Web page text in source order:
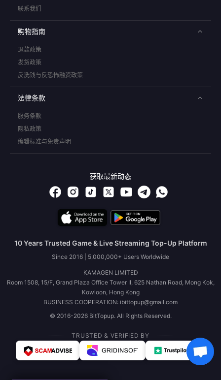
联系我们
购物指南
退款政策
发货政策
反洗钱与反恐怖融资政策
法律条款
服务条款
隐私政策
编辑标准与免责声明
获取最新动态
10 Years Trusted Game & Live Streaming Top-Up Platform
Since 2016 | 5,000,000+ Users Worldwide
KAMAGEN LIMITED
Room 1508, 15/F, Grand Plaza Office Tower II, 625 Nathan Road, Mong Kok,
Kowloon, Hong Kong
BUSINESS COOPERATION: ibittopup@gmail.com
© 2016-2026 BitTopup. All Rights Reserved.
TRUSTED & VERIFIED BY